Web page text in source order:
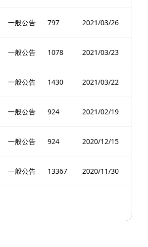
一般公告 797 2021/03/26
一般公告 1078 2021/03/23
一般公告 1430 2021/03/22
一般公告 924 2021/02/19
一般公告 924 2020/12/15
一般公告 13367 2020/11/30